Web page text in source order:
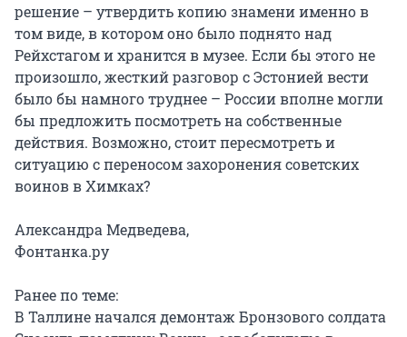
решение – утвердить копию знамени именно в
том виде, в котором оно было поднято над
Рейхстагом и хранится в музее. Если бы этого не
произошло, жесткий разговор с Эстонией вести
было бы намного труднее – России вполне могли
бы предложить посмотреть на собственные
действия. Возможно, стоит пересмотреть и
ситуацию с переносом захоронения советских
воинов в Химках?
Александра Медведева,
Фонтанка.ру
Ранее по теме:
В Таллине начался демонтаж Бронзового солдата